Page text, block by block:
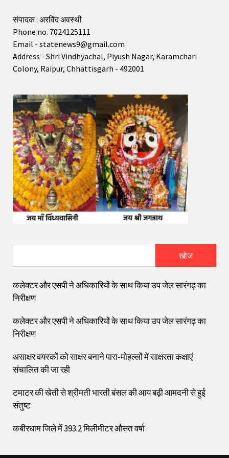
संपादक : अरविंद अवस्थी
Phone no. 7024125111
Email - statenews9@gmail.com
Address - Shri Vindhyachal, Piyush Nagar, Karamchari
Colony, Raipur, Chhattisgarh - 492001
खोज
कलेक्टर और एसपी ने अधिकारियों के साथ किया उप जेल सारंगढ़ का
निरीक्षण
कलेक्टर और एसपी ने अधिकारियों के साथ किया उप जेल सारंगढ़ का
निरीक्षण
असाक्षर वयस्कों को साक्षर बनाने पारा-मोहल्लों में साक्षरता कक्षाएं
संचालित की जा रही
टमाटर की खेती से श्रीमती भारती बंसल की आय बढ़ी आमदनी से हुई
संतुष्ट
कबीरधाम जिले में 393.2 मिलीमीटर औसत वर्षा